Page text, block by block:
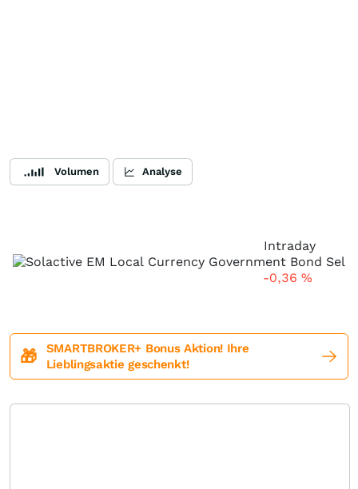
Volumen Analyse
Intraday
-0,36 %
🎁
SMARTBROKER+ Bonus Aktion! Ihre
Lieblingsaktie geschenkt!